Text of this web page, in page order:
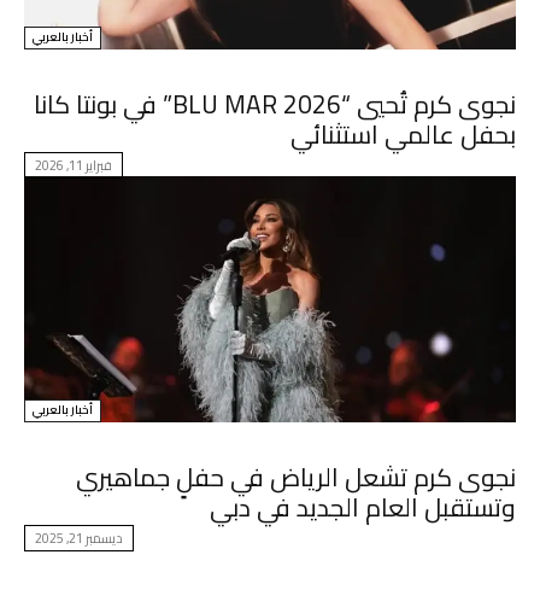
أخبار بالعربي
نجوى كرم تُحيي “BLU MAR 2026” في بونتا كانا
بحفل عالمي استثنائي
فبراير 11, 2026
أخبار بالعربي
نجوى كرم تشعل الرياض في حفلٍ جماهيري
وتستقبل العام الجديد في دبي
ديسمبر 21, 2025